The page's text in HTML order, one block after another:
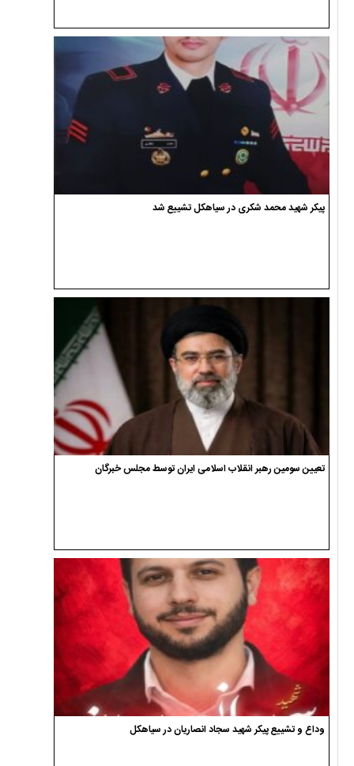
پیکر شهید محمد شکری در سیاهکل تشییع شد
تعیین سومین رهبر انقلاب اسلامی ایران توسط مجلس خبرگان
وداع و تشییع پیکر شهید سجاد انصاریان در سیاهکل